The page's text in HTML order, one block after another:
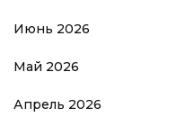
Июнь 2026
Май 2026
Апрель 2026